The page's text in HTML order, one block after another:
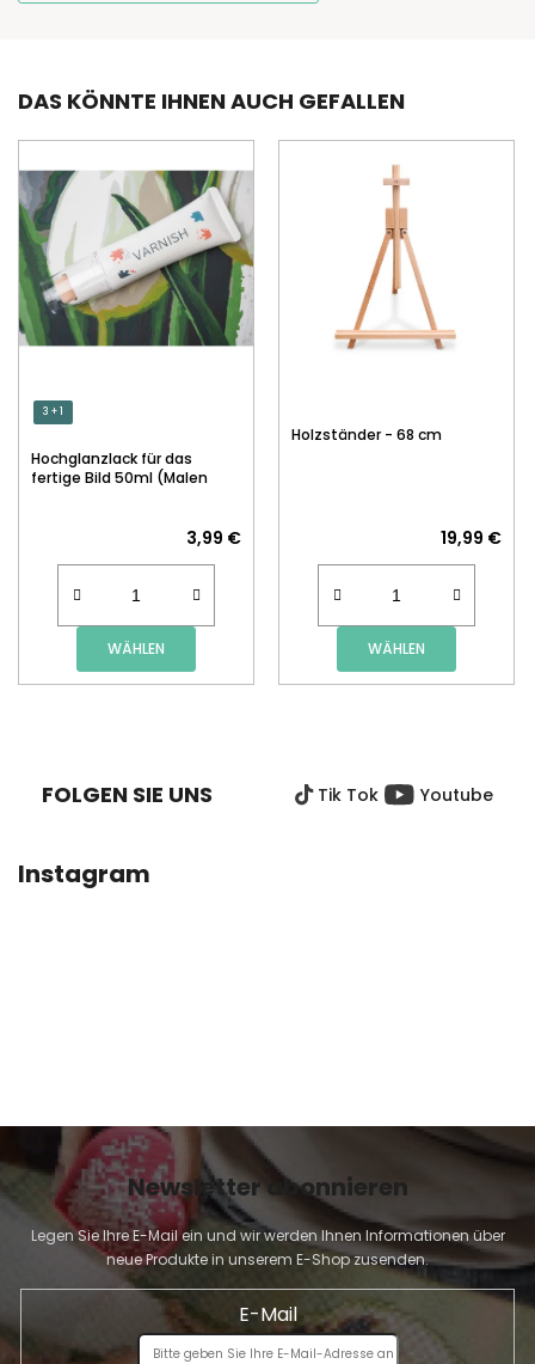
DAS KÖNNTE IHNEN AUCH GEFALLEN
3 + 1
Hochglanzlack für das
fertige Bild 50ml (Malen
3,99 €
WÄHLEN
Holzständer - 68 cm
19,99 €
WÄHLEN
FOLGEN SIE UNS Tik Tok Youtube
Instagram
Newsletter abonnieren
Legen Sie Ihre E-Mail ein und wir werden Ihnen Informationen über
neue Produkte in unserem E-Shop zusenden.
E-Mail